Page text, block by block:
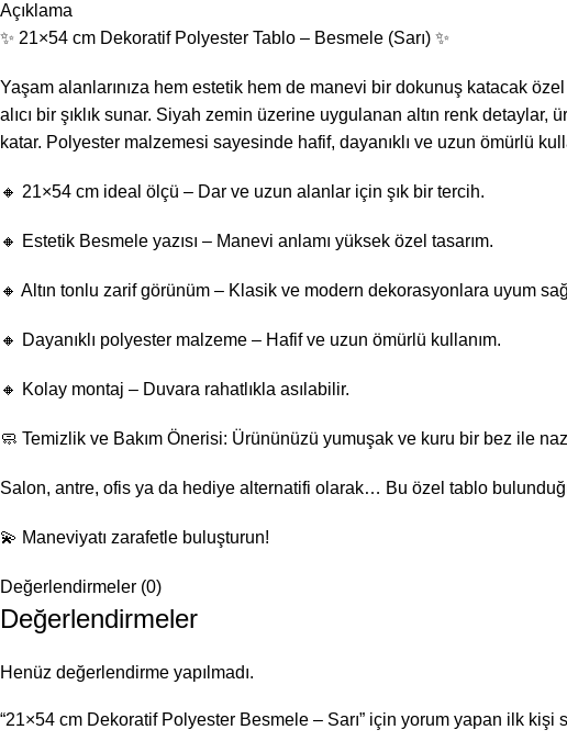
Açıklama
✨ 21×54 cm Dekoratif Polyester Tablo – Besmele (Sarı) ✨
Yaşam alanlarınıza hem estetik hem de manevi bir dokunuş katacak özel
alıcı bir şıklık sunar. Siyah zemin üzerine uygulanan altın renk
katar. Polyester malzemesi sayesinde hafif, dayanıklı ve uzun ömürlü
🔸 21×54 cm ideal ölçü – Dar ve uzun alanlar için şık bir tercih.
🔸 Estetik Besmele yazısı – Manevi anlamı yüksek özel tasarım.
🔸 Altın tonlu zarif görünüm – Klasik ve modern dekorasyonlara uyum
🔸 Dayanıklı polyester malzeme – Hafif ve uzun ömürlü kullanım.
🔸 Kolay montaj – Duvara rahatlıkla asılabilir.
🧼 Temizlik ve Bakım Önerisi: Ürününüzü yumuşak ve kuru bir bez ile
Salon, antre, ofis ya da hediye alternatifi olarak… Bu özel tablo
💫 Maneviyatı zarafetle buluşturun!
Değerlendirmeler (0)
Değerlendirmeler
Henüz değerlendirme yapılmadı.
“21×54 cm Dekoratif Polyester Besmele – Sarı” için yorum yapan ilk kişi